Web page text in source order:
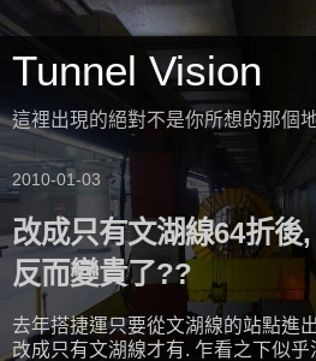
Tunnel Vision
這裡出現的絕對不是你所想的那個
2010-01-03
改成只有文湖線64折後
反而變貴了??
去年搭捷運只要從文湖線的站點進
改成只有文湖線才有. 乍看之下似